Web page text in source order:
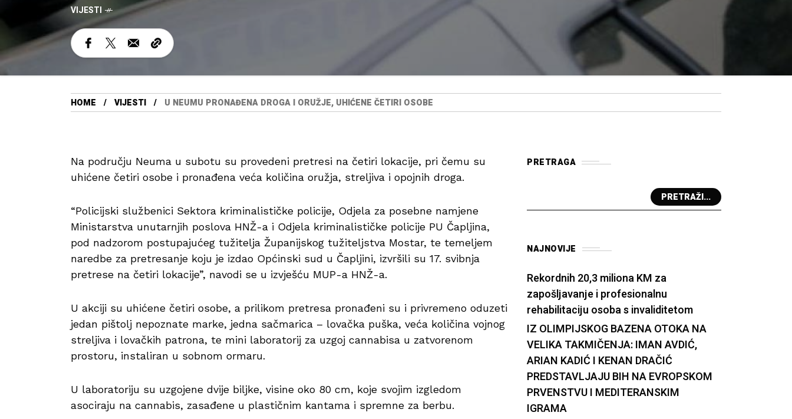
VIJESTI
HOME VIJESTI U NEUMU PRONAĐENA DROGA I ORUŽJE, UHIĆENE ČETIRI OSOBE
Na području Neuma u subotu su provedeni pretresi na četiri lokacije, pri čemu su
uhićene četiri osobe i pronađena veća količina oružja, streljiva i opojnih droga.
“Policijski službenici Sektora kriminalističke policije, Odjela za posebne namjene
Ministarstva unutarnjih poslova HNŽ-a i Odjela kriminalističke policije PU Čapljina,
pod nadzorom postupajućeg tužitelja Županijskog tužiteljstva Mostar, te temeljem
naredbe za pretresanje koju je izdao Općinski sud u Čapljini, izvršili su 17. svibnja
pretrese na četiri lokacije”, navodi se u izvješću MUP-a HNŽ-a.
U akciji su uhićene četiri osobe, a prilikom pretresa pronađeni su i privremeno oduzeti
jedan pištolj nepoznate marke, jedna sačmarica – lovačka puška, veća količina vojnog
streljiva i lovačkih patrona, te mini laboratorij za uzgoj cannabisa u zatvorenom
prostoru, instaliran u sobnom ormaru.
U laboratoriju su uzgojene dvije biljke, visine oko 80 cm, koje svojim izgledom
asociraju na cannabis, zasađene u plastičnim kantama i spremne za berbu.
PRETRAGA
PRETRAŽI...
NAJNOVIJE
Rekordnih 20,3 miliona KM za
zapošljavanje i profesionalnu
rehabilitaciju osoba s invaliditetom
IZ OLIMPIJSKOG BAZENA OTOKA NA
VELIKA TAKMIČENJA: IMAN AVDIĆ,
ARIAN KADIĆ I KENAN DRAČIĆ
PREDSTAVLJAJU BIH NA EVROPSKOM
PRVENSTVU I MEDITERANSKIM
IGRAMA